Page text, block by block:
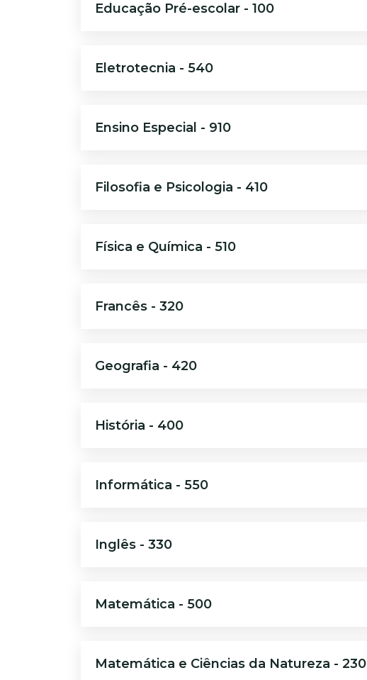
Educação Pré-escolar - 100
Eletrotecnia - 540
Ensino Especial - 910
Filosofia e Psicologia - 410
Física e Química - 510
Francês - 320
Geografia - 420
História - 400
Informática - 550
Inglês - 330
Matemática - 500
Matemática e Ciências da Natureza - 230